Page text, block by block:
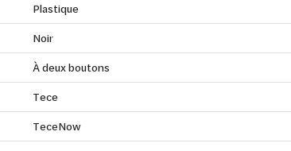
Plastique
Noir
À deux boutons
Tece
TeceNow